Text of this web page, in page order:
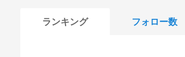
ランキング フォロー数